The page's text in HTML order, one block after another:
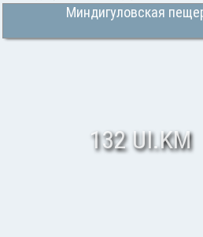
Миндигуловская
132 UI.KM